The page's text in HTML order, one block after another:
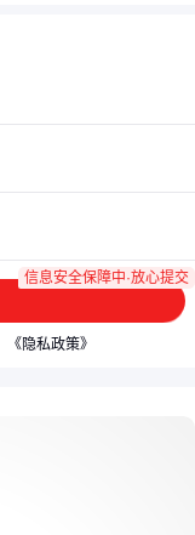
信息安全保障中·放心提交
《隐私政策》